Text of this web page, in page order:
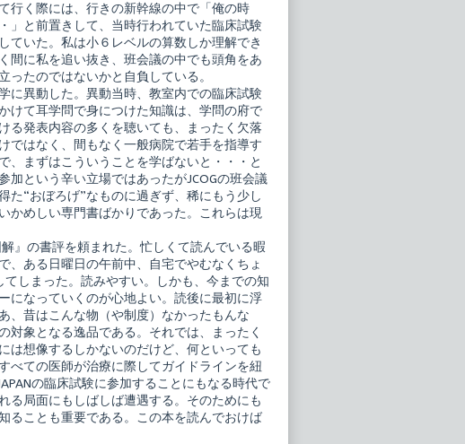
行く際には、行きの新幹線の中で「俺の時
と前置きして、当時行われていた臨床試験
ていた。私は小６レベルの算数しか理解でき
間に私を追い抜き、班会議の中でも頭角をあ
たのではないかと自負している。
に異動した。異動当時、教室内での臨床試験
けて耳学問で身につけた知識は、学問の府で
る発表内容の多くを聴いても、まったく欠落
ではなく、間もなく一般病院で若手を指導す
、まずはこういうことを学ばないと・・・と
という辛い立場ではあったがJCOGの班会議
た“おぼろげ”なものに過ぎず、稀にもう少し
かめしい専門書ばかりであった。これらは現
』の書評を頼まれた。忙しくて読んでいる暇
、ある日曜日の午前中、自宅でやむなくちょ
しまった。読みやすい。しかも、今までの知
になっていくのが心地よい。読後に最初に浮
、昔はこんな物（や制度）なかったもんな
象となる逸品である。それでは、まったく
は想像するしかないのだけど、何といっても
べての医師が治療に際してガイドラインを紐
の臨床試験に参加することにもなる時代で
る局面にもしばしば遭遇する。そのためにも
ることも重要である。この本を読んでおけば